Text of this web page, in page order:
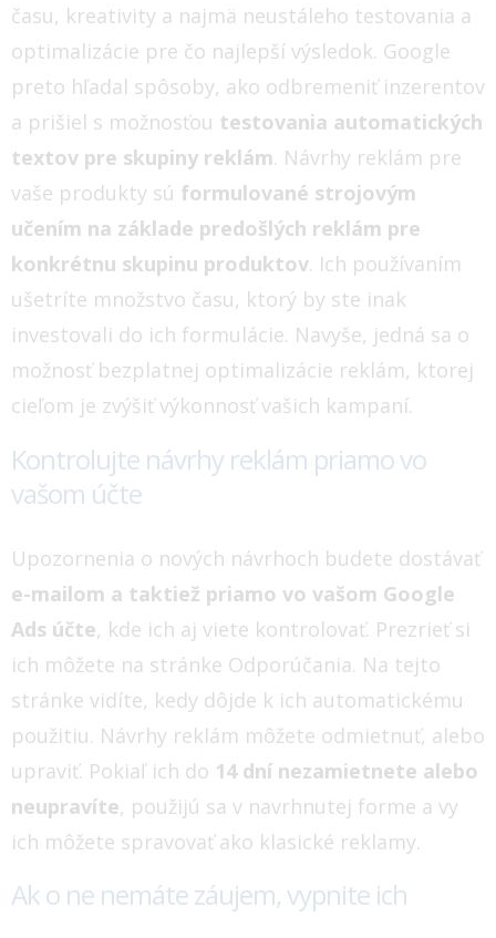
času, kreativity a najmä neustáleho testovania a
optimalizácie pre čo najlepší výsledok. Google
preto hľadal spôsoby, ako odbremeniť inzerentov
a prišiel s možnosťou testovania automatických
textov pre skupiny reklám. Návrhy reklám pre
vaše produkty sú formulované strojovým
učením na základe predošlých reklám pre
konkrétnu skupinu produktov. Ich používaním
ušetríte množstvo času, ktorý by ste inak
investovali do ich formulácie. Navyše, jedná sa o
možnosť bezplatnej optimalizácie reklám, ktorej
cieľom je zvýšiť výkonnosť vašich kampaní.
Kontrolujte návrhy reklám priamo vo
vašom účte
Upozornenia o nových návrhoch budete dostávať
e-mailom a taktiež priamo vo vašom Google
Ads účte, kde ich aj viete kontrolovať. Prezrieť si
ich môžete na stránke Odporúčania. Na tejto
stránke vidíte, kedy dôjde k ich automatickému
použitiu. Návrhy reklám môžete odmietnuť, alebo
upraviť. Pokiaľ ich do 14 dní nezamietnete alebo
neupravíte, použijú sa v navrhnutej forme a vy
ich môžete spravovať ako klasické reklamy.
Ak o ne nemáte záujem, vypnite ich